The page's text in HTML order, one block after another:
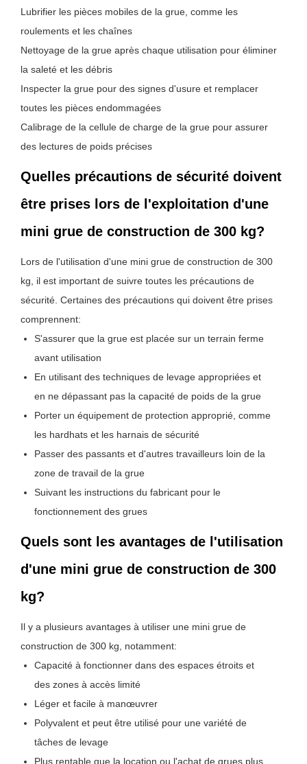
Lubrifier les pièces mobiles de la grue, comme les
roulements et les chaînes
Nettoyage de la grue après chaque utilisation pour éliminer
la saleté et les débris
Inspecter la grue pour des signes d'usure et remplacer
toutes les pièces endommagées
Calibrage de la cellule de charge de la grue pour assurer
des lectures de poids précises
Quelles précautions de sécurité doivent
être prises lors de l'exploitation d'une
mini grue de construction de 300 kg?
Lors de l'utilisation d'une mini grue de construction de 300
kg, il est important de suivre toutes les précautions de
sécurité. Certaines des précautions qui doivent être prises
comprennent:
S'assurer que la grue est placée sur un terrain ferme
avant utilisation
En utilisant des techniques de levage appropriées et
en ne dépassant pas la capacité de poids de la grue
Porter un équipement de protection approprié, comme
les hardhats et les harnais de sécurité
Passer des passants et d'autres travailleurs loin de la
zone de travail de la grue
Suivant les instructions du fabricant pour le
fonctionnement des grues
Quels sont les avantages de l'utilisation
d'une mini grue de construction de 300
kg?
Il y a plusieurs avantages à utiliser une mini grue de
construction de 300 kg, notamment:
Capacité à fonctionner dans des espaces étroits et
des zones à accès limité
Léger et facile à manœuvrer
Polyvalent et peut être utilisé pour une variété de
tâches de levage
Plus rentable que la location ou l'achat de grues plus